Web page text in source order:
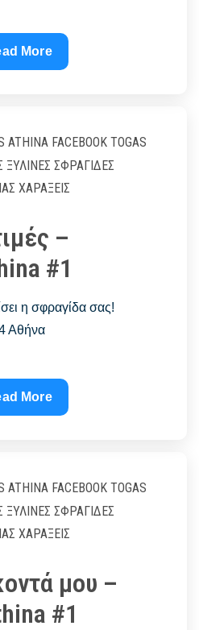
More
ATHINA FACEBOOK TOGAS
ΞΎΛΙΝΕΣ ΣΦΡΑΓΊΔΕΣ
ΧΑΡΆΞΕΙΣ
–
#1
η σφραγίδα σας!
Αθήνα
More
ATHINA FACEBOOK TOGAS
ΞΎΛΙΝΕΣ ΣΦΡΑΓΊΔΕΣ
ΧΑΡΆΞΕΙΣ
μου –
#1